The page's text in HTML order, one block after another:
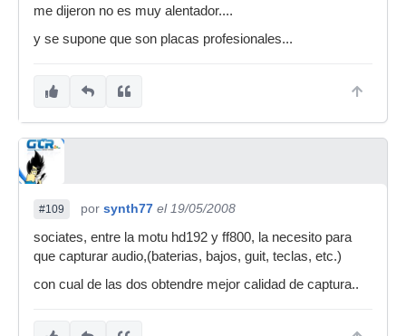
me dijeron no es muy alentador....
y se supone que son placas profesionales...
#109 por synth77 el 19/05/2008
sociates, entre la motu hd192 y ff800, la necesito para
que capturar audio,(baterias, bajos, guit, teclas, etc.)
con cual de las dos obtendre mejor calidad de captura..